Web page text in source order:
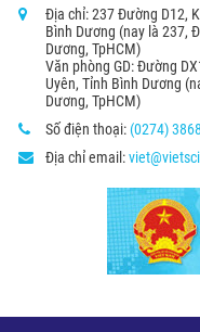
Địa chỉ: 237 Đường D12,
Bình Dương (nay là 237,
Dương, TpHCM)
Văn phòng GD: Đường
Uyên, Tỉnh Bình Dương
Dương, TpHCM)
Số điện thoại: (0274)
Địa chỉ email: